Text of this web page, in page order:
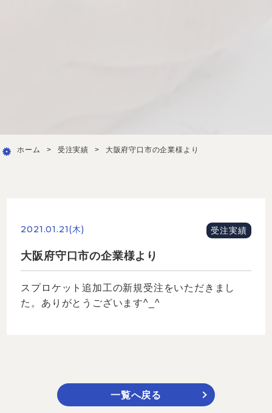
ホーム > 受注実績 > 大阪府守口市の企業様より
2021.01.21(木) 受注実績
大阪府守口市の企業様より
スプロケット追加工の新規受注をいただきまし
た。ありがとうございます^_^
一覧へ戻る